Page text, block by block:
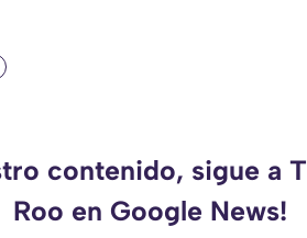
contenido, sigue a
Roo en Google News!